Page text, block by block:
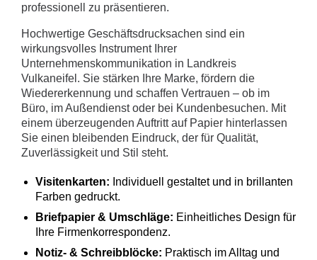
professionell zu präsentieren.
Hochwertige Geschäftsdrucksachen sind ein
wirkungsvolles Instrument Ihrer
Unternehmenskommunikation in Landkreis
Vulkaneifel. Sie stärken Ihre Marke, fördern die
Wiedererkennung und schaffen Vertrauen – ob im
Büro, im Außendienst oder bei Kundenbesuchen. Mit
einem überzeugenden Auftritt auf Papier hinterlassen
Sie einen bleibenden Eindruck, der für Qualität,
Zuverlässigkeit und Stil steht.
Visitenkarten: Individuell gestaltet und in brillanten
Farben gedruckt.
Briefpapier & Umschläge: Einheitliches Design für
Ihre Firmenkorrespondenz.
Notiz- & Schreibblöcke: Praktisch im Alltag und